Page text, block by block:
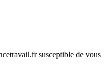
susceptible de vous